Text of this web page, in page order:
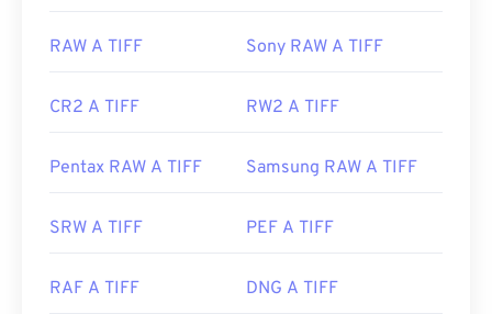
RAW A TIFF Sony RAW A TIFF
CR2 A TIFF RW2 A TIFF
Pentax RAW A TIFF Samsung RAW A TIFF
SRW A TIFF PEF A TIFF
RAF A TIFF DNG A TIFF